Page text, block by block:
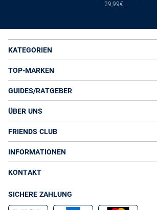
29,99€.
KATEGORIEN
TOP-MARKEN
GUIDES/RATGEBER
ÜBER UNS
FRIENDS CLUB
INFORMATIONEN
KONTAKT
SICHERE ZAHLUNG